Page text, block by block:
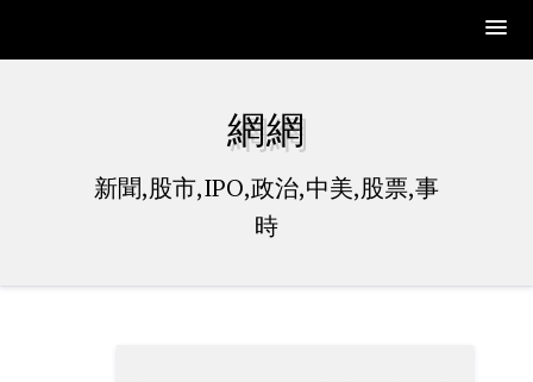
網網
新聞,股市,IPO,政治,中美,股票,事
時